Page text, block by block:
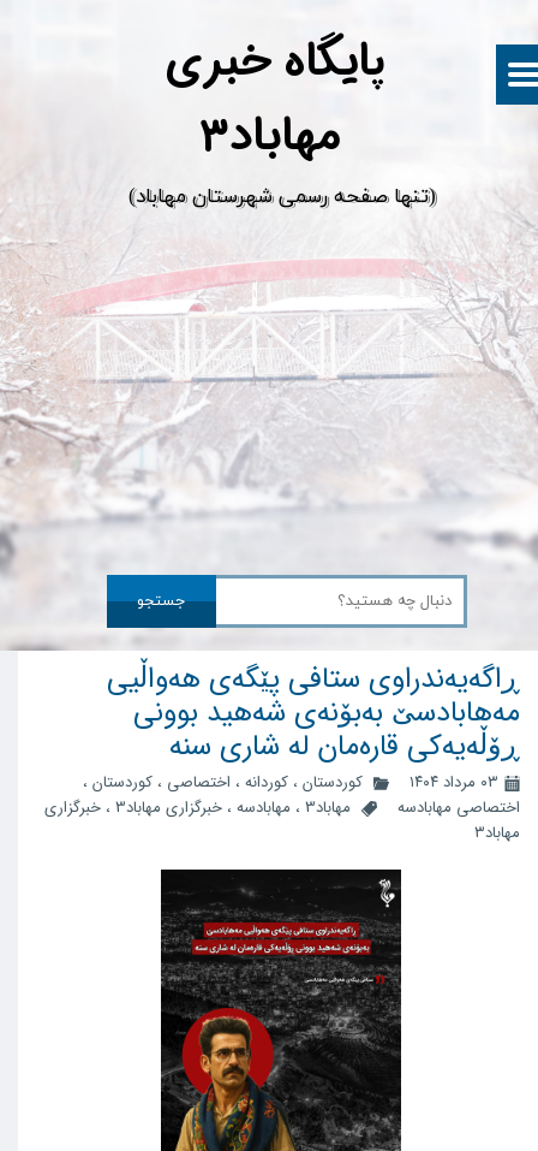
پایگاه خبری
​(تنها صفحه رسمی شهرستان مهاباد)
جستجو
ڕاگەیەندراوی ستافی پێگەی هەواڵیی
مەهابادسێ بەبۆنەی شەهید بوونی
ڕۆڵەیەکی قارەمان لە شاری سنە
۰۳ مرداد ۱۴۰۴ کوردستان ، کوردانه ، اختصاصی ، کوردستان ،
اختصاصی مهابادسه
مهاباد3 ، مهابادسه ، خبرگزاری مهاباد3 ، خبرگزاری
مهاباد۳